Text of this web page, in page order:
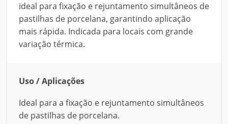
ideal para fixação e rejuntamento simultâneos de
pastilhas de porcelana, garantindo aplicação
mais rápida. Indicada para locais com grande
variação térmica.
Uso / Aplicações
Ideal para a fixação e rejuntamento simultâneos
de pastilhas de porcelana.